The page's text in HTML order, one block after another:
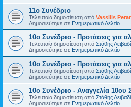
11o Συνέδριο
Τελευταία δημοσίευση από Vassilis
Δημοσιεύτηκε σε Ενημερωτικό Δελτίο
10ο Συνέδριο - Προτάσεις για
Τελευταία δημοσίευση από Στάθης
Δημοσιεύτηκε σε Ενημερωτικό Δελτίο
10ο Συνέδριο - Προτάσεις για
Τελευταία δημοσίευση από Στάθης
Δημοσιεύτηκε σε Ενημερωτικό Δελτίο
10ο Συνέδριο - Αναγγελία 10ου
Τελευταία δημοσίευση από Στάθης
Δημοσιεύτηκε σε Ενημερωτικό Δελτίο